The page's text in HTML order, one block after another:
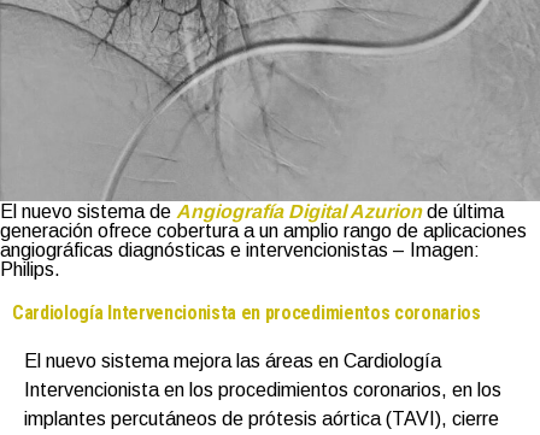
El nuevo sistema de Angiografía Digital Azurionde última
generación ofrece cobertura a un amplio rango de aplicaciones
angiográficas diagnósticas e intervencionistas – Imagen:
Philips.
Cardiología Intervencionista en procedimientos coronarios
El nuevo sistema mejora las áreas en Cardiología
Intervencionista en los procedimientos coronarios, en los
implantes percutáneos de prótesis aórtica (TAVI), cierre